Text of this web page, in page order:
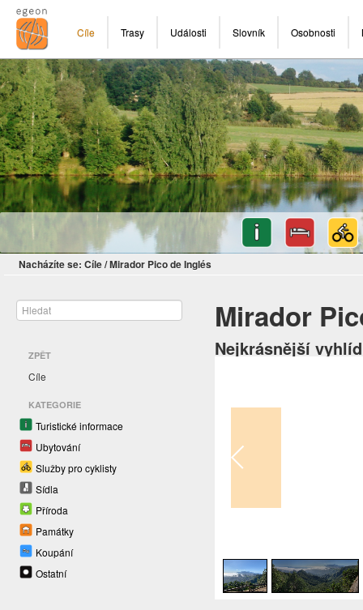
Cíle Trasy Události Slovník Osobnosti
Nacházíte se: Cíle/Mirador Pico de Inglés
ZPĚT
Cíle
KATEGORIE
Turistické informace
Ubytování
Služby pro cyklisty
Sídla
Příroda
Památky
Koupání
Ostatní
Mirador
Nejkrásnější